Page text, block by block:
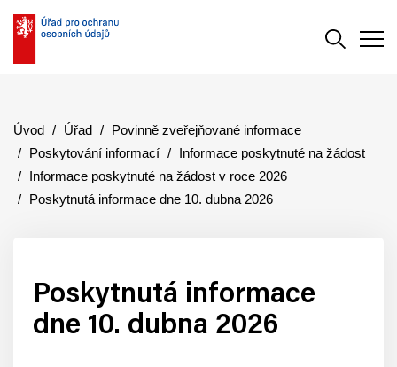
Úvod Úřad
Povinně zveřejňované informace
Poskytování informací
Informace poskytnuté na žádost
Informace poskytnuté na žádost v roce 2026
Poskytnutá informace dne 10. dubna 2026
Poskytnutá informace
dne 10. dubna 2026